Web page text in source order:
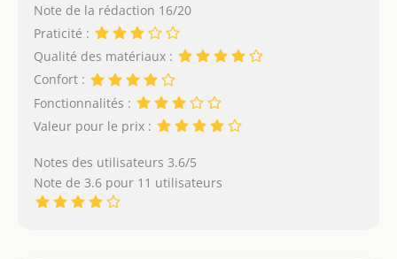
la colonne vertébrale de
bébé extérieur/intérieur
cadeau de fête
prénatale parfait pour
Note de la rédaction 16/20
Praticité :
Qualité des matériaux :
Confort :
Fonctionnalités :
Valeur pour le prix :
Notes des utilisateurs 3.6/5
Note de 3.6 pour 11 utilisateurs